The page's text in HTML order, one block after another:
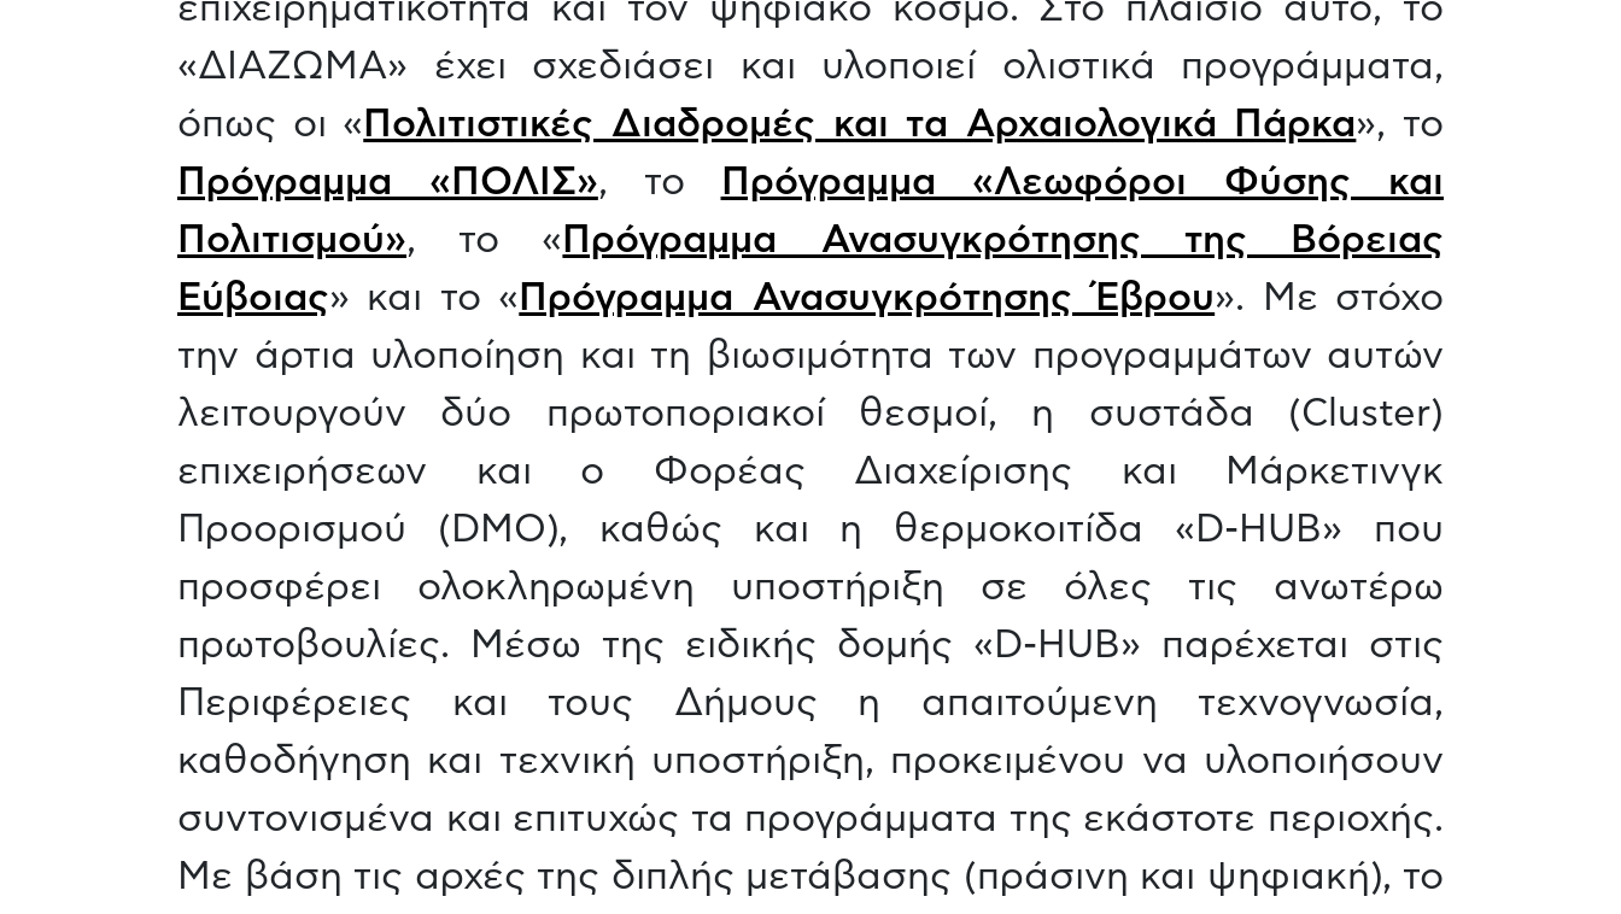
επιχειρηματικότητα και τον ψηφιακό κόσμο. Στο πλαίσιο αυτό, το
«ΔΙΑΖΩΜΑ» έχει σχεδιάσει και υλοποιεί ολιστικά προγράμματα,
όπως οι « Πολιτιστικές Διαδρομές και τα Αρχαιολογικά Πάρκα», το
Πρόγραμμα «ΠΟΛΙΣ», το
Πρόγραμμα «Λεωφόροι Φύσης και
Πολιτισμού», το « Πρόγραμμα Ανασυγκρότησης της Βόρειας
Εύβοιας» και το « Πρόγραμμα Ανασυγκρότησης Έβρου». Με στόχο
την άρτια υλοποίηση και τη βιωσιμότητα των προγραμμάτων αυτών
λειτουργούν δύο πρωτοποριακοί θεσμοί, η συστάδα (Cluster)
επιχειρήσεων και ο Φορέας Διαχείρισης και Μάρκετινγκ
Προορισμού (DMO), καθώς και η θερμοκοιτίδα «D-HUB» που
προσφέρει ολοκληρωμένη υποστήριξη σε όλες τις ανωτέρω
πρωτοβουλίες. Μέσω της ειδικής δομής «D-HUB» παρέχεται στις
Περιφέρειες και τους Δήμους η απαιτούμενη τεχνογνωσία,
καθοδήγηση και τεχνική υποστήριξη, προκειμένου να υλοποιήσουν
συντονισμένα και επιτυχώς τα προγράμματα της εκάστοτε περιοχής.
Με βάση τις αρχές της διπλής μετάβασης (πράσινη και ψηφιακή), το